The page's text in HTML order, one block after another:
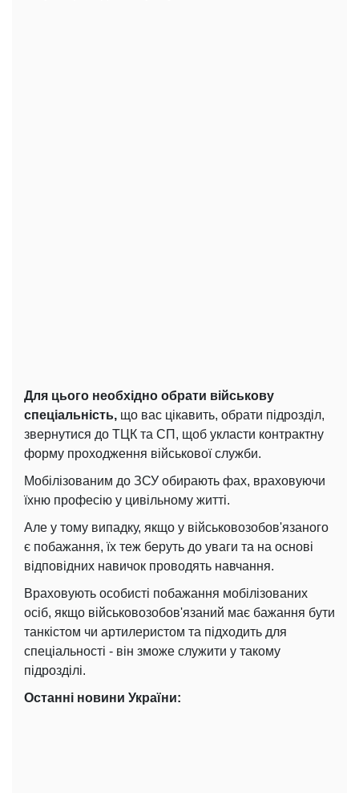
Для цього необхідно обрати військову
спеціальність, що вас цікавить, обрати підрозділ,
звернутися до ТЦК та СП, щоб укласти контрактну
форму проходження військової служби.
Мобілізованим до ЗСУ обирають фах, враховуючи
їхню професію у цивільному житті.
Але у тому випадку, якщо у військовозобов'язаного
є побажання, їх теж беруть до уваги та на основі
відповідних навичок проводять навчання.
Враховують особисті побажання мобілізованих
осіб, якщо військовозобов'язаний має бажання бути
танкістом чи артилеристом та підходить для
спеціальності - він зможе служити у такому
підрозділі.
Останні новини України: